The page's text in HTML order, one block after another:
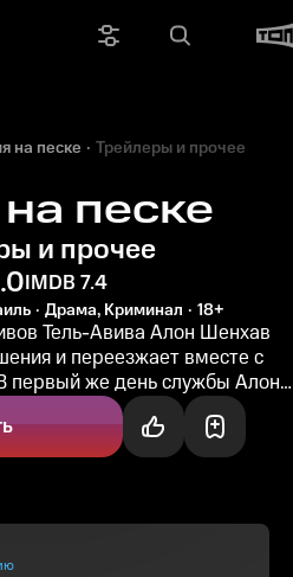
на песке Трейлеры и прочее
песке
и прочее
IMDB 7.4
Драма, Криминал 18+
Тель-Авива Алон Шенхав
и переезжает вместе с
первый же день службы Алон
с местной...